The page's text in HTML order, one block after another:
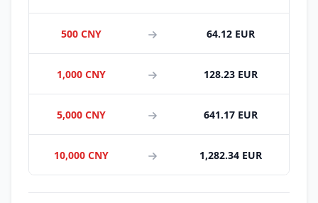
500 CNY 64.12 EUR
1,000 CNY 128.23 EUR
5,000 CNY 641.17 EUR
10,000 CNY 1,282.34 EUR